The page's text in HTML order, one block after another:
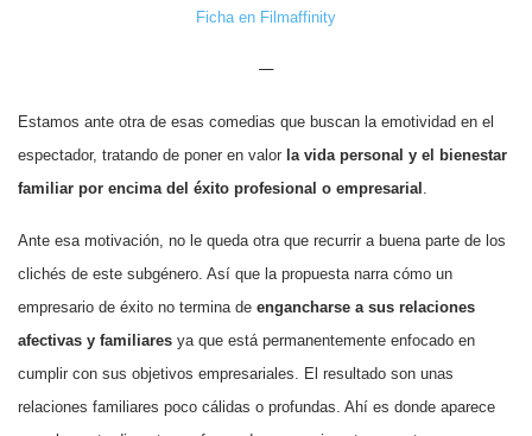
Ficha en Filmaffinity
—
Estamos ante otra de esas comedias que buscan la emotividad en el
espectador, tratando de poner en valor la vida personal y el bienestar
familiar por encima del éxito profesional o empresarial .
Ante esa motivación, no le queda otra que recurrir a buena parte de los
clichés de este subgénero. Así que la propuesta narra cómo un
empresario de éxito no termina de engancharse a sus relaciones
afectivas y familiares ya que está permanentemente enfocado en
cumplir con sus objetivos empresariales. El resultado son unas
relaciones familiares poco cálidas o profundas. Ahí es donde aparece